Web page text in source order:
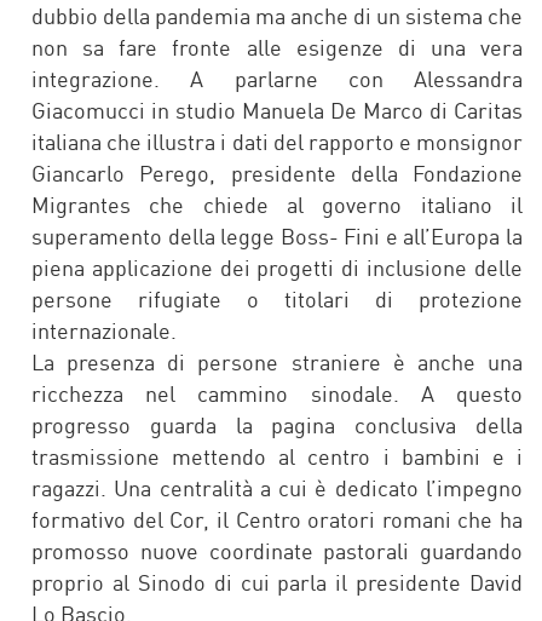
dubbio della pandemia ma anche di un sistema che
non sa fare fronte alle esigenze di una vera
integrazione. A parlarne con Alessandra
Giacomucci in studio Manuela De Marco di Caritas
italiana che illustra i dati del rapporto e monsignor
Giancarlo Perego, presidente della Fondazione
Migrantes che chiede al governo italiano il
superamento della legge Boss- Fini e all’Europa la
piena applicazione dei progetti di inclusione delle
persone rifugiate o titolari di protezione
internazionale.
La presenza di persone straniere è anche una
ricchezza nel cammino sinodale. A questo
progresso guarda la pagina conclusiva della
trasmissione mettendo al centro i bambini e i
ragazzi. Una centralità a cui è dedicato l’impegno
formativo del Cor, il Centro oratori romani che ha
promosso nuove coordinate pastorali guardando
proprio al Sinodo di cui parla il presidente David
Lo Bascio.